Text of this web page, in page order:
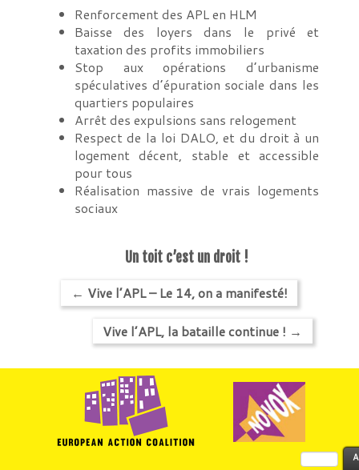
Renforcement des APL en HLM
Baisse des loyers dans le privé et
taxation des profits immobiliers
Stop aux opérations d’urbanisme
spéculatives d’épuration sociale dans les
quartiers populaires
Arrêt des expulsions sans relogement
Respect de la loi DALO, et du droit à un
logement décent, stable et accessible
pour tous
Réalisation massive de vrais logements
sociaux
Un toit c’est un droit !
← Vive l’APL – Le 14, on a manifesté!
Vive l’APL, la bataille continue ! →
Rechercher :